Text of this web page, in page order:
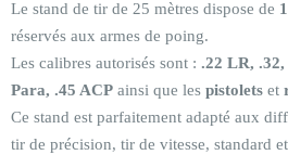
Le stand de tir de 25 mètres dispose de
réservés aux armes de poing.
Les calibres autorisés sont : .22 LR, .32,
Para, .45 ACP ainsi que les pistolets et
Ce stand est parfaitement adapté aux
tir de précision, tir de vitesse, standard